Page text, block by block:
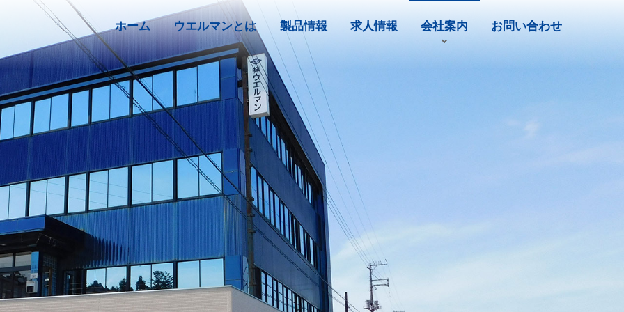
ホーム ウエルマンとは 製品情報 求人情報 会社案内 お問い合わせ